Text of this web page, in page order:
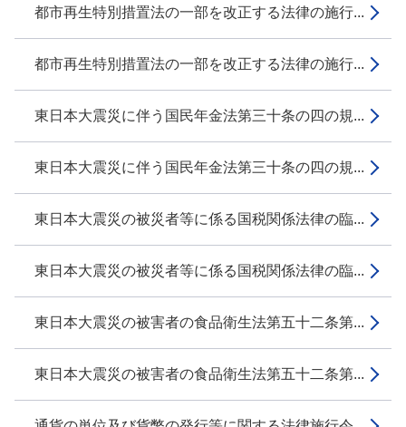
都市再生特別措置法の一部を改正する法律の施行...
都市再生特別措置法の一部を改正する法律の施行...
東日本大震災に伴う国民年金法第三十条の四の規...
東日本大震災に伴う国民年金法第三十条の四の規...
東日本大震災の被災者等に係る国税関係法律の臨...
東日本大震災の被災者等に係る国税関係法律の臨...
東日本大震災の被害者の食品衛生法第五十二条第...
東日本大震災の被害者の食品衛生法第五十二条第...